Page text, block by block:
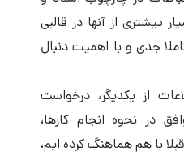
بیشتری از آنها در قالبی
جدی و با اهمیت دنبال
از یکدیگر، درخواست
در نحوه انجام کارها،
با هم هماهنگ کرده ایم،